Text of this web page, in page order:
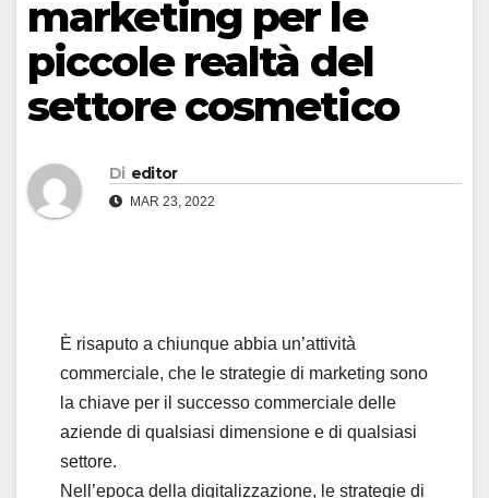
marketing per le
piccole realtà del
settore cosmetico
Di editor
MAR 23, 2022
È risaputo a chiunque abbia un’attività
commerciale, che le strategie di marketing sono
la chiave per il successo commerciale delle
aziende di qualsiasi dimensione e di qualsiasi
settore.
Nell’epoca della digitalizzazione, le strategie di